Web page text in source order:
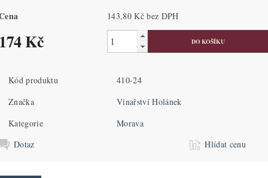
143,80 Kč bez DPH
Kč
Kód produktu
410-24
Značka
Vinařství Holánek
Kategorie
Morava
Dotaz
Hlídat cenu